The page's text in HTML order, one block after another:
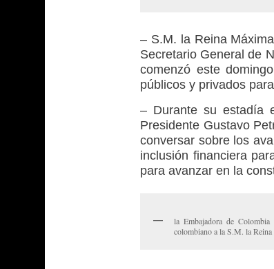
– S.M. la Reina
Secretario General de
comenzó este
públicos y privados
– Durante su estadía
Presidente Gustavo
conversar sobre los
inclusión financiera
para avanzar en la
la Embajadora de
colombiano a la S.M. la